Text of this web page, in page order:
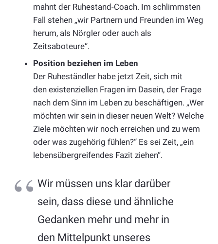
mahnt der Ruhestand-Coach. Im schlimmsten
Fall stehen „wir Partnern und Freunden im Weg
herum, als Nörgler oder auch als
Zeitsaboteure“.
Position beziehen im Leben
Der Ruheständler habe jetzt Zeit, sich mit
den existenziellen Fragen im Dasein, der Frage
nach dem Sinn im Leben zu beschäftigen. „Wer
möchten wir sein in dieser neuen Welt? Welche
Ziele möchten wir noch erreichen und zu wem
oder was zugehörig fühlen?“ Es sei Zeit, „ein
lebensübergreifendes Fazit ziehen“.
Wir müssen uns klar darüber
sein, dass diese und ähnliche
Gedanken mehr und mehr in
den Mittelpunkt unseres